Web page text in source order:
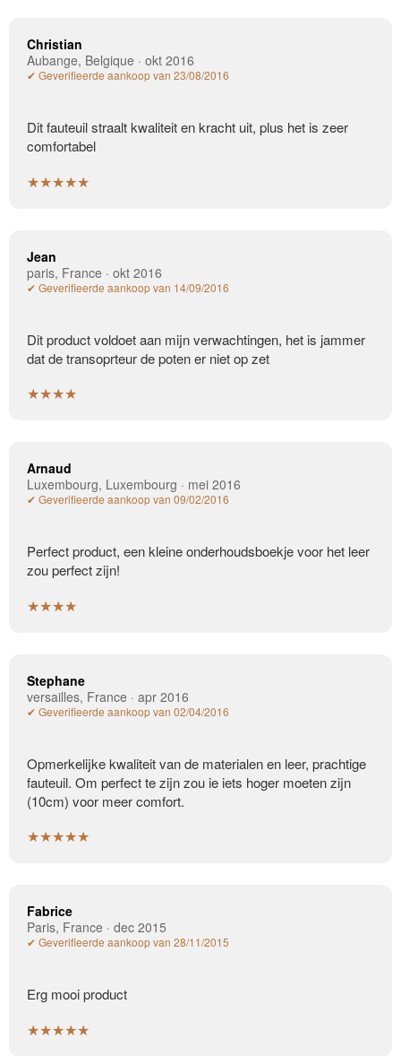
Christian
Aubange, Belgique · okt 2016
✔ Geverifieerde aankoop van 23/08/2016
Dit fauteuil straalt kwaliteit en kracht uit, plus het is zeer
comfortabel
★★★★★
Jean
paris, France · okt 2016
✔ Geverifieerde aankoop van 14/09/2016
Dit product voldoet aan mijn verwachtingen, het is jammer
dat de transoprteur de poten er niet op zet
★★★★
Arnaud
Luxembourg, Luxembourg · mei 2016
✔ Geverifieerde aankoop van 09/02/2016
Perfect product, een kleine onderhoudsboekje voor het leer
zou perfect zijn!
★★★★
Stephane
versailles, France · apr 2016
✔ Geverifieerde aankoop van 02/04/2016
Opmerkelijke kwaliteit van de materialen en leer, prachtige
fauteuil. Om perfect te zijn zou ie iets hoger moeten zijn
(10cm) voor meer comfort.
★★★★★
Fabrice
Paris, France · dec 2015
✔ Geverifieerde aankoop van 28/11/2015
Erg mooi product
★★★★★